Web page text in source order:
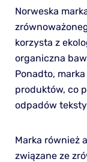
Norweska
korzysta z
organiczna
Ponadto,
produktów, co
odpadów
Marka również
związane ze